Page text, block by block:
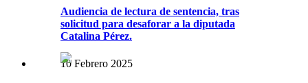
Audiencia de lectura de sentencia, tras
solicitud para desaforar a la diputada
Catalina Pérez.
10 Febrero 2025